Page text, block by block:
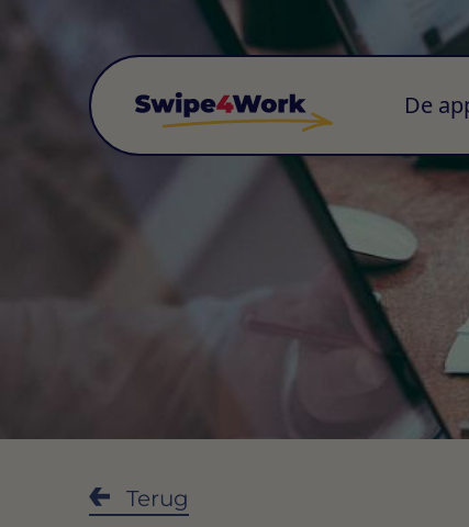
De
Terug